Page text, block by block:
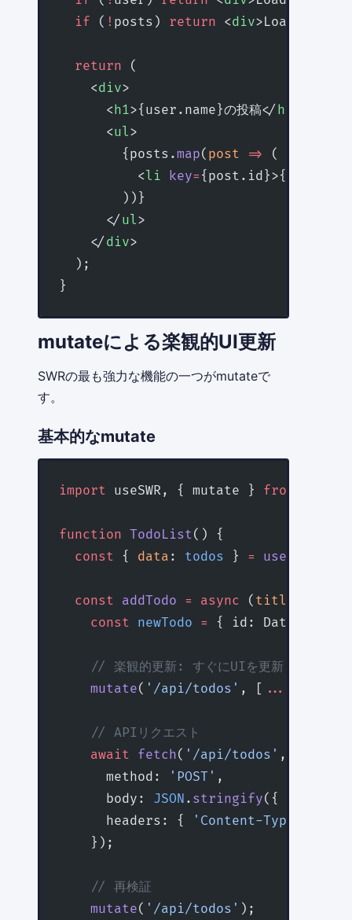
  if
( ! posts) return <div>Loading
  return
(
    <
div>
      <
h1>{user.name}の投稿</ h1
      <
ul>
        {posts.
map( post => (
          <
li key=
        ))}
      </
ul>
    </
div>
  );
}
mutateによる楽観的UI更新
SWRの最も強力な機能の一つがmutateで
す。
基本的なmutate
import useSWR, { mutate } from
function TodoList() {
  const
{ data : todos } = useSWR
  const
addTodo = async ( title
    const
newTodo = { id: Date.
    // 楽観的更新: すぐにUIを更新
    mutate
( '/api/todos' , [ ...
    // APIリクエスト
    await
fetch( '/api/todos' , {
      method:
'POST' ,
      body:
JSON . stringify({ title
      headers: {
'Content-Type'
    });
    // 再検証
    mutate
( '/api/todos' );